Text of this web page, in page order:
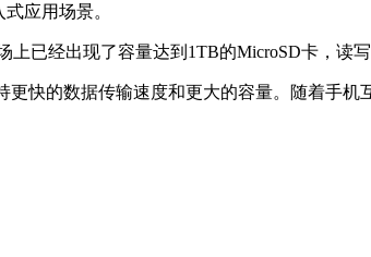
应用场景。
经出现了容量达到1TB的MicroSD卡，读
快的数据传输速度和更大的容量。随着手